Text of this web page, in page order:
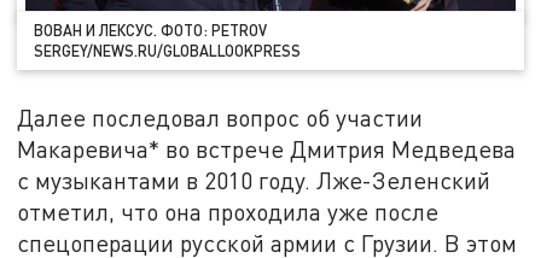
ВОВАН И ЛЕКСУС. ФОТО: PETROV
SERGEY/NEWS.RU/GLOBALLOOKPRESS
Далее последовал вопрос об участии
Макаревича* во встрече Дмитрия Медведева
с музыкантами в 2010 году. Лже-Зеленский
отметил, что она проходила уже после
спецоперации русской армии с Грузии. В этом